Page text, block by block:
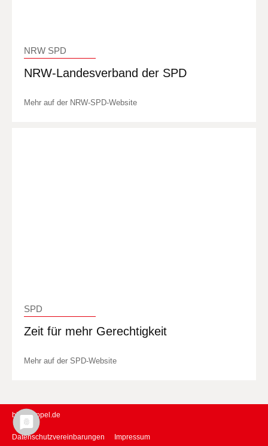
NRW SPD
NRW-Landesverband der SPD
Mehr auf der NRW-SPD-Website
SPD
Zeit für mehr Gerechtigkeit
Mehr auf der SPD-Website
birgit-sippel.de
Datenschutzvereinbarungen Impressum